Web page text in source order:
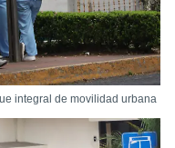
integral de movilidad urbana